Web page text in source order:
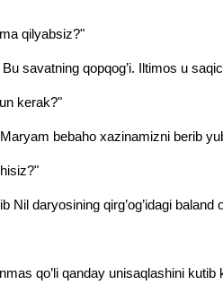
qilyabsiz?"
savatning qopqog’i. Iltimos u
kerak?"
bebaho xazinamizni berib
Nil daryosining qirg’og’idagi baland
qo’li qanday unisaqlashini